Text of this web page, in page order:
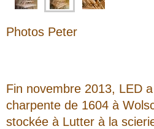
Photos Peter
Fin novembre 2013, LED
charpente de 1604 à
stockée à Lutter à la